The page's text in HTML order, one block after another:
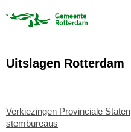
Uitslagen Rotterdam
Verkiezingen Provinciale Staten
stembureaus